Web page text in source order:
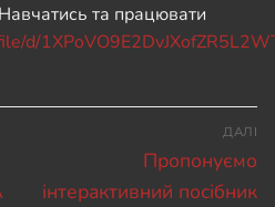
та працювати
d/
ДАЛІ
Наступний
запис:
Пропонуємо
інтерактивний посібник